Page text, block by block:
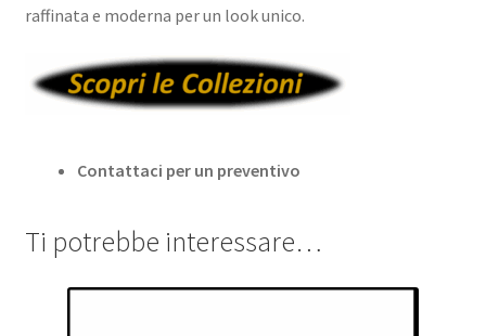
raffinata e moderna per un look unico.
Contattaci per un preventivo
Ti potrebbe interessare…